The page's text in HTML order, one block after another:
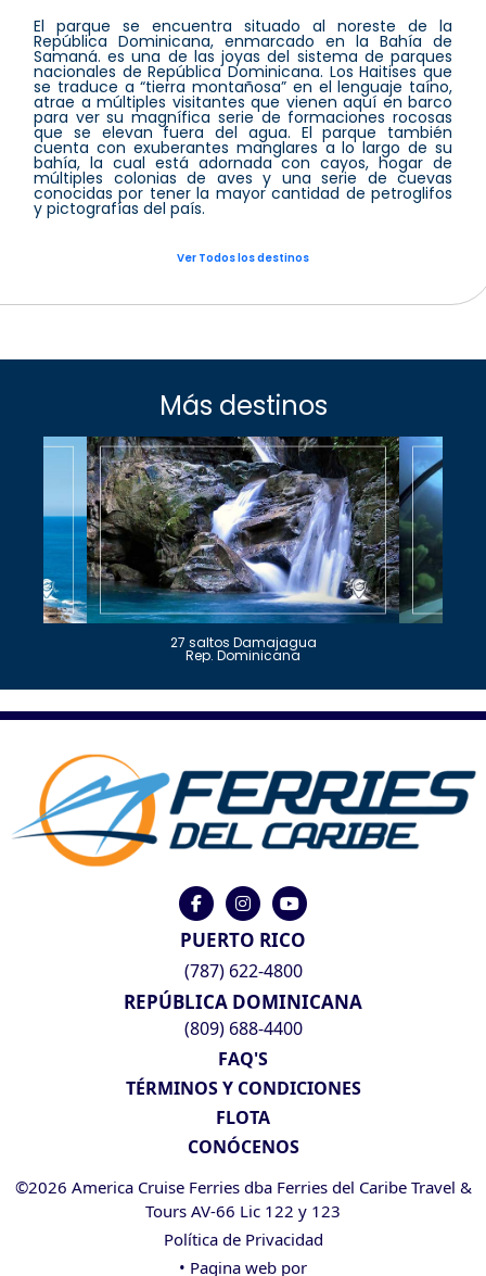
El parque se encuentra situado al noreste de la
República Dominicana, enmarcado en la Bahía de
Samaná. es una de las joyas del sistema de parques
nacionales de República Dominicana. Los Haitises que
se traduce a “tierra montañosa” en el lenguaje taíno,
atrae a múltiples visitantes que vienen aquí en barco
para ver su magnífica serie de formaciones rocosas
que se elevan fuera del agua. El parque también
cuenta con exuberantes manglares a lo largo de su
bahía, la cual está adornada con cayos, hogar de
múltiples colonias de aves y una serie de cuevas
conocidas por tener la mayor cantidad de petroglifos
y pictografías del país.
Ver Todos los destinos
Más destinos
27 saltos Damajagua
Rep. Dominicana
PUERTO RICO
(787) 622-4800
REPÚBLICA DOMINICANA
(809) 688-4400
FAQ'S
TÉRMINOS Y CONDICIONES
FLOTA
CONÓCENOS
©2026 America Cruise Ferries dba Ferries del Caribe Travel &
Tours AV-66 Lic 122 y 123
Política de Privacidad
• Pagina web por